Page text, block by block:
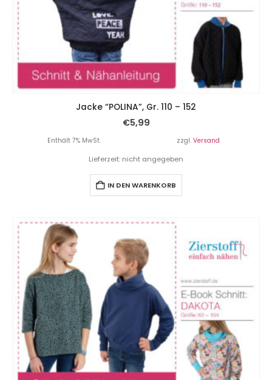
Jacke “POLINA”, Gr. 110 – 152
€5,99
Enthält 7% MwSt. zzgl. Versand
Lieferzeit: nicht angegeben
IN DEN WARENKORB